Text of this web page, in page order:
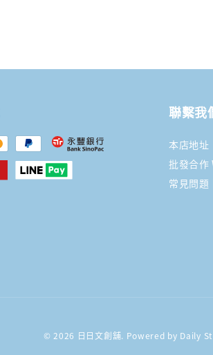
聯繫我
本店地址
批發合
常見問題
© 2026 日日文創舖. Powered by Daily